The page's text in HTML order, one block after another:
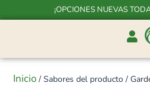
¡OPCIONES NUEVAS
Inicio / Sabores del producto /